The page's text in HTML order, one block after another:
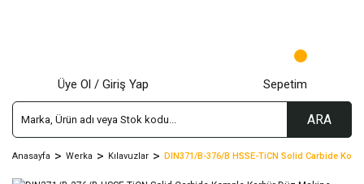
ARA
Üye Ol / Giriş Yap Sepetim
Anasayfa Werka Kılavuzlar DIN371/B-376/B HSSE-TiCN Solid Carbide